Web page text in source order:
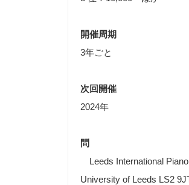
開催周期
3年ごと
次回開催
2024年
問
Leeds International
University of Leeds LS2